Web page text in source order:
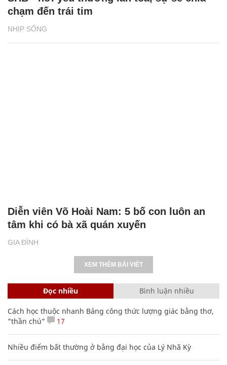
NHỊP SỐNG
chạm đến trái tim
GIA ĐÌNH
Diễn viên Võ Hoài Nam: 5 bố con luôn an
tâm khi có bà xã quán xuyến
XEM THÊM BÀI VIẾT
Đọc nhiều Bình luận nhiều
Cách học thuộc nhanh Bảng công thức lượng giác bằng thơ,
"thần chú"
17
Nhiều điểm bất thường ở bằng đại học của Lý Nhã Kỳ